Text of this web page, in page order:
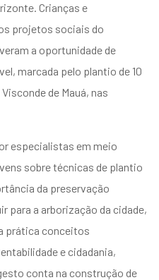
Crianças e
projetos sociais do
a oportunidade de
marcada pelo plantio de 10
de Mauá, nas
especialistas em meio
sobre técnicas de plantio
da preservação
para a arborização da cidade,
prática conceitos
e cidadania,
conta na construção de